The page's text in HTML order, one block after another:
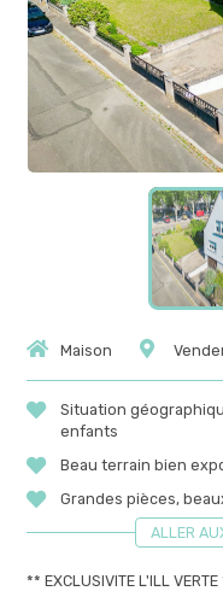
Maison
Situation
enfants
Beau terrain bien
Grandes pièces,
ALLER
** EXCLUSIVITE L'ILL VERTE